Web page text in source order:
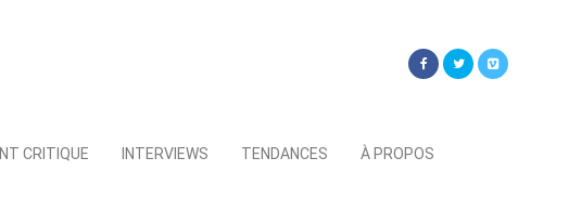
CRITIQUE INTERVIEWS TENDANCES À PROPOS